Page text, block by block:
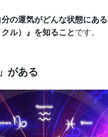
分の運気がどんな状態にあ
ル）』を知ることです。
がある